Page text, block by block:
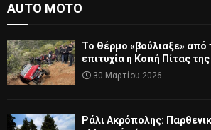
AUTO MOTO
Το Θέρμο «βούλιαξε» από
επιτυχία η Κοπή Πίτας
30 Μαρτίου 2026
Ράλι Ακρόπολης: